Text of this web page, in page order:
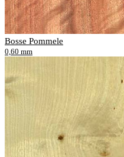
Bosse Pommele
0,60 mm